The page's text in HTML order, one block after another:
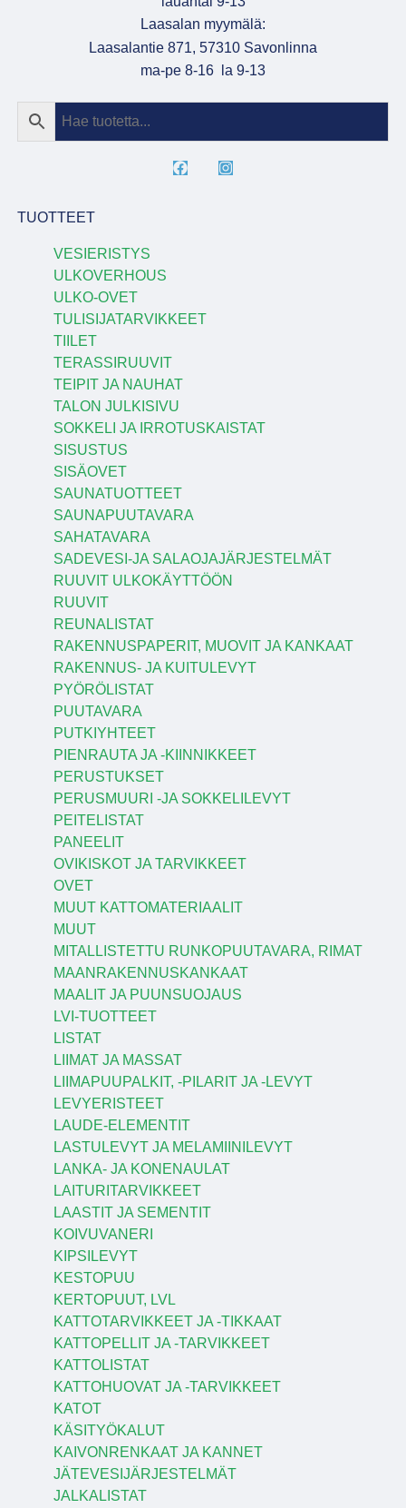
Laasalan myymälä:
Laasalantie 871, 57310 Savonlinna
ma-pe 8-16 la 9-13
TUOTTEET
VESIERISTYS
ULKOVERHOUS
ULKO-OVET
TULISIJATARVIKKEET
TIILET
TERASSIRUUVIT
TEIPIT JA NAUHAT
TALON JULKISIVU
SOKKELI JA IRROTUSKAISTAT
SISUSTUS
SISÄOVET
SAUNATUOTTEET
SAUNAPUUTAVARA
SAHATAVARA
SADEVESI-JA SALAOJAJÄRJESTELMÄT
RUUVIT ULKOKÄYTTÖÖN
RUUVIT
REUNALISTAT
RAKENNUSPAPERIT, MUOVIT JA KANKAAT
RAKENNUS- JA KUITULEVYT
PYÖRÖLISTAT
PUUTAVARA
PUTKIYHTEET
PIENRAUTA JA -KIINNIKKEET
PERUSTUKSET
PERUSMUURI -JA SOKKELILEVYT
PEITELISTAT
PANEELIT
OVIKISKOT JA TARVIKKEET
OVET
MUUT KATTOMATERIAALIT
MUUT
MITALLISTETTU RUNKOPUUTAVARA, RIMAT
MAANRAKENNUSKANKAAT
MAALIT JA PUUNSUOJAUS
LVI-TUOTTEET
LISTAT
LIIMAT JA MASSAT
LIIMAPUUPALKIT, -PILARIT JA -LEVYT
LEVYERISTEET
LAUDE-ELEMENTIT
LASTULEVYT JA MELAMIINILEVYT
LANKA- JA KONENAULAT
LAITURITARVIKKEET
LAASTIT JA SEMENTIT
KOIVUVANERI
KIPSILEVYT
KESTOPUU
KERTOPUUT, LVL
KATTOTARVIKKEET JA -TIKKAAT
KATTOPELLIT JA -TARVIKKEET
KATTOLISTAT
KATTOHUOVAT JA -TARVIKKEET
KATOT
KÄSITYÖKALUT
KAIVONRENKAAT JA KANNET
JÄTEVESIJÄRJESTELMÄT
JALKALISTAT